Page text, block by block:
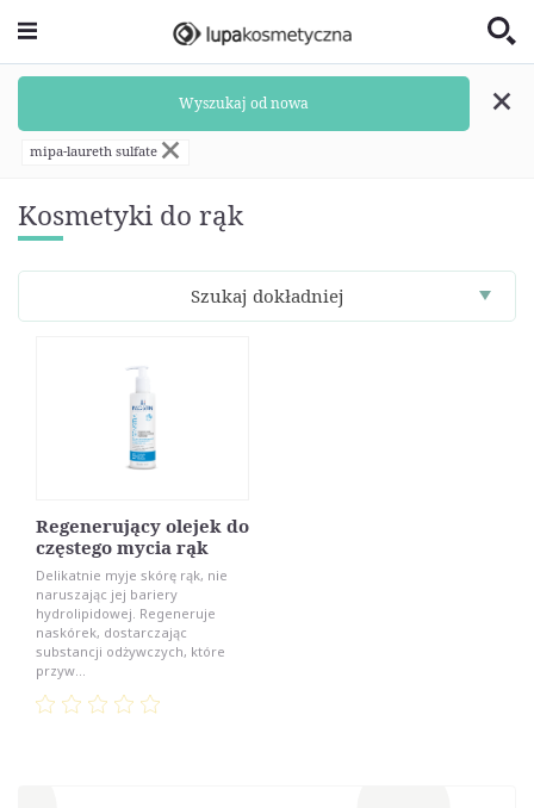
Kosmetyki do rąk
Wyszukaj od nowa
mipa-laureth sulfate
Szukaj dokładniej
Regenerujący olejek do
częstego mycia rąk
Delikatnie myje skórę rąk, nie
naruszając jej bariery
hydrolipidowej. Regeneruje
naskórek, dostarczając
substancji odżywczych, które
przyw...